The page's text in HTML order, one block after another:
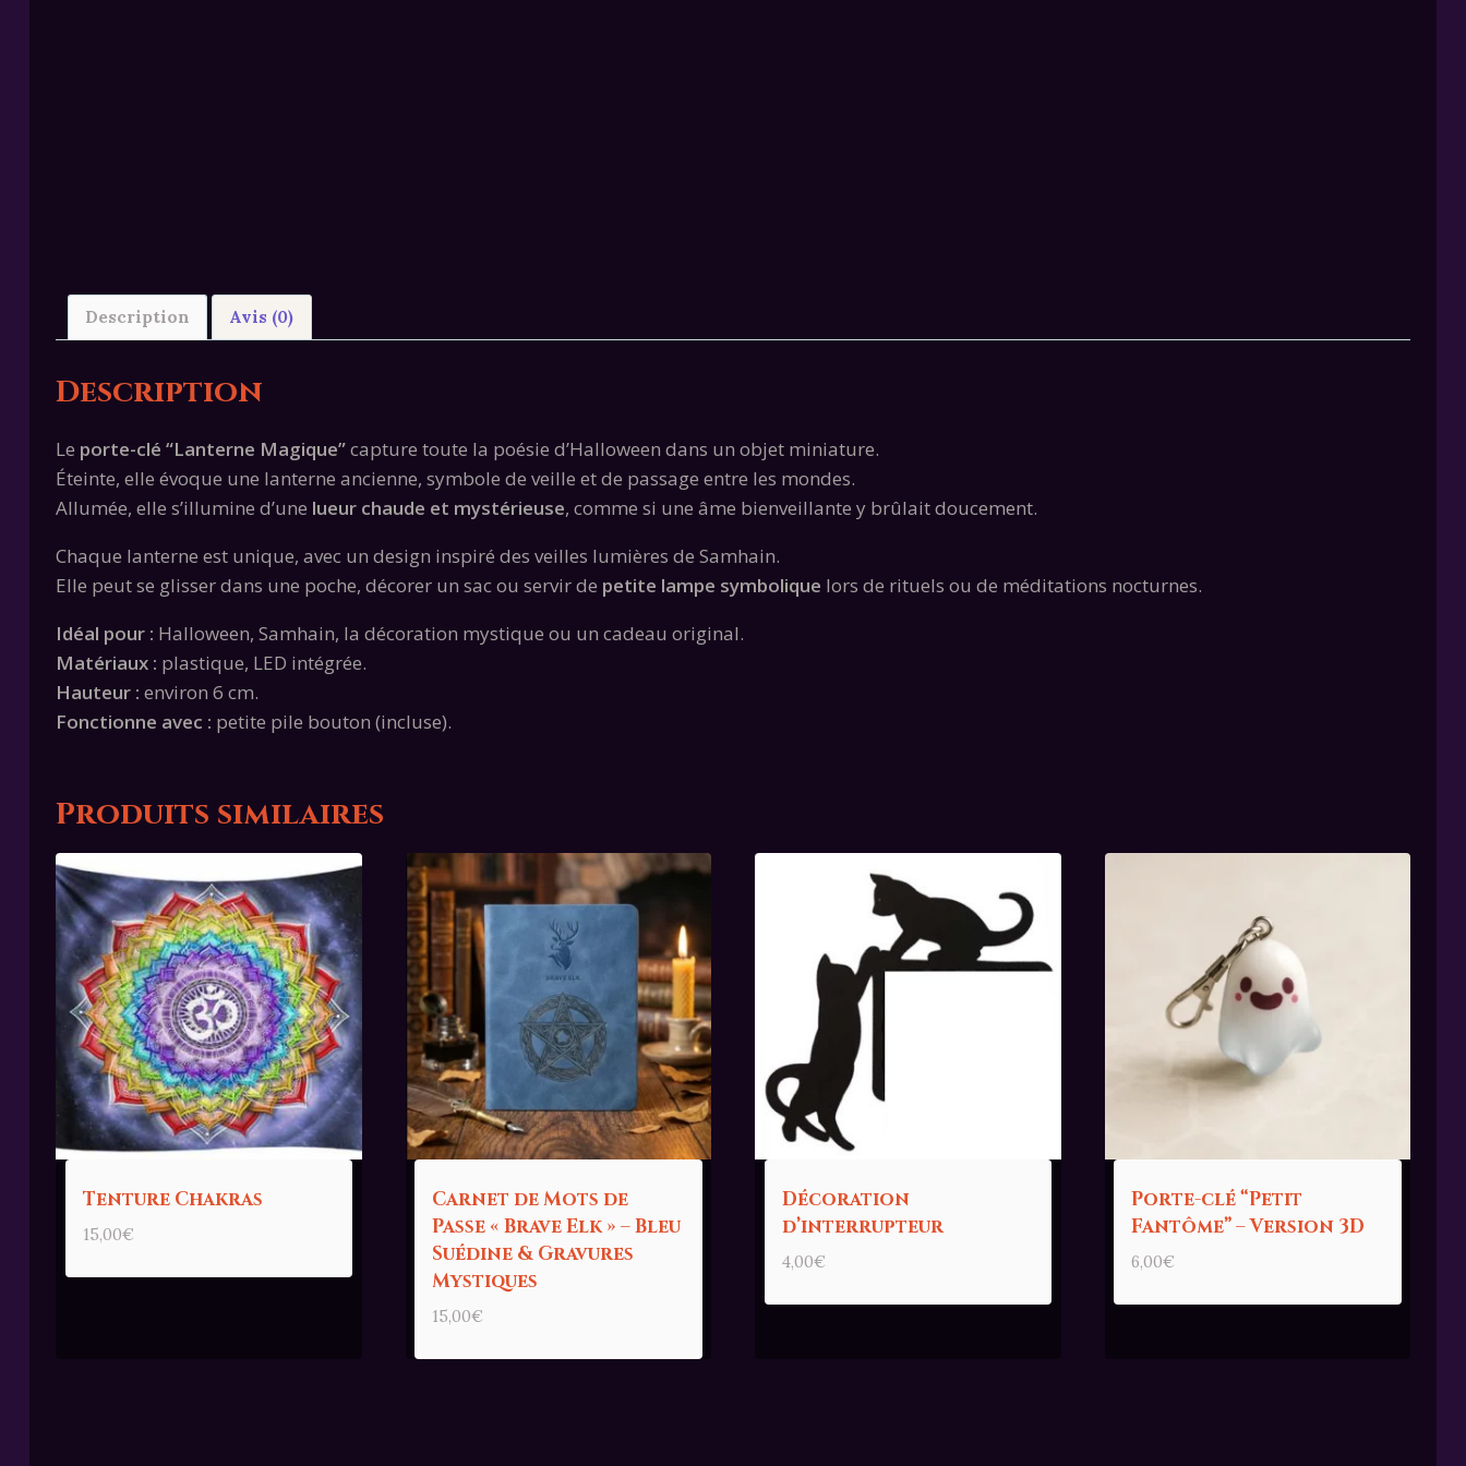
Description Avis (0)
Description
Le porte-clé “Lanterne Magique”capture toute la poésie d’Halloween dans un objet miniature.
Éteinte, elle évoque une lanterne ancienne, symbole de veille et de passage entre les mondes.
Allumée, elle s’illumine d’une lueur chaude et mystérieuse, comme si une âme bienveillante y brûlait doucement.
Chaque lanterne est unique, avec un design inspiré des veilles lumières de Samhain.
Elle peut se glisser dans une poche, décorer un sac ou servir de petite lampe symbolique lors de rituels ou de méditations nocturnes.
Idéal pour : Halloween, Samhain, la décoration mystique ou un cadeau original.
Matériaux : plastique, LED intégrée.
Hauteur : environ 6 cm.
Fonctionne avec : petite pile bouton (incluse).
Produits similaires
Tenture Chakras
15,00€
Carnet de Mots de
Passe « Brave Elk » – Bleu
Suédine & Gravures
Mystiques
15,00€
Décoration
d’interrupteur
4,00€
Porte-clé “Petit
Fantôme” – Version 3D
6,00€